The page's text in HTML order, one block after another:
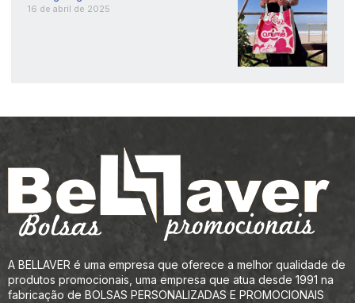
16 de abril de 2025
A BELLAVER é uma empresa que oferece a melhor qualidade de
produtos promocionais, uma empresa que atua desde 1991 na
fabricação de BOLSAS PERSONALIZADAS E PROMOCIONAIS